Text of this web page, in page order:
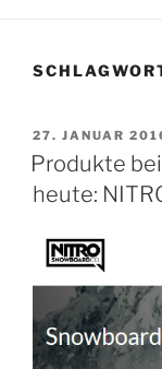
AM
27. JANUAR
Produkte
heute: